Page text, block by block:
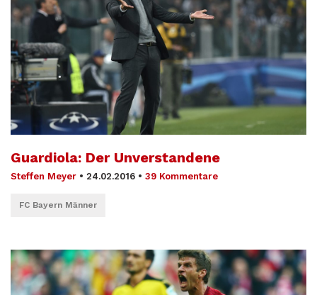
Guardiola: Der Unverstandene
Steffen Meyer • 24.02.2016 • 39 Kommentare
FC Bayern Männer